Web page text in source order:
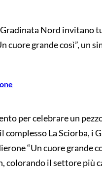
Nord invitano
cuore grande così”, un
per celebrare un
complesso La Sciorba,
“Un cuore grande
colorando il settore più